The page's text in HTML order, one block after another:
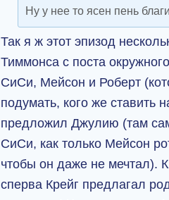
Ну у нее то ясен пень
Так я ж этот эпизод
Тиммонса с поста
СиСи, Мейсон и Роберт
подумать, кого же ставить
предложил Джулию (там
СиСи, как только Мейсон
чтобы он даже не мечтал).
сперва Крейг предлагал